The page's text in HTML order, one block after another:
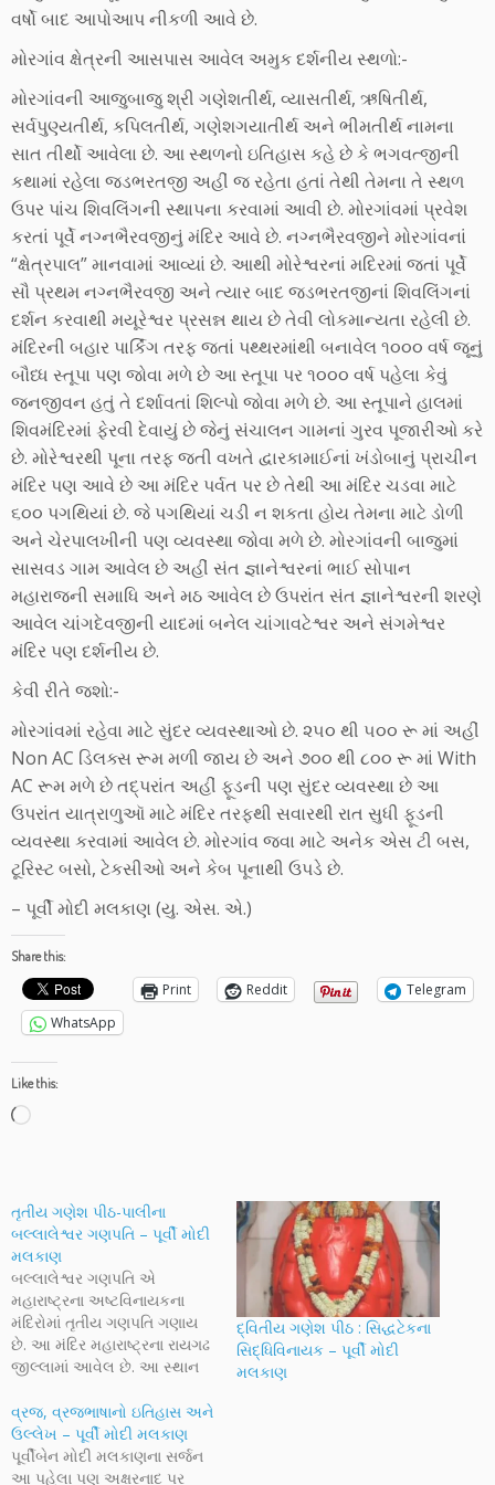
વર્ષો બાદ આપોઆપ નીકળી આવે છે.
મોરગાંવ ક્ષેત્રની આસપાસ આવેલ અમુક દર્શનીય સ્થળો:-
મોરગાંવની આજુબાજુ શ્રી ગણેશતીર્થ, વ્યાસતીર્થ, ઋષિતીર્થ,
સર્વપુણ્યતીર્થ, કપિલતીર્થ, ગણેશગયાતીર્થ અને ભીમતીર્થ નામના
સાત તીર્થો આવેલા છે. આ સ્થળનો ઇતિહાસ કહે છે કે ભગવત્જીની
કથામાં રહેલા જડભરતજી અહીં જ રહેતા હતાં તેથી તેમના તે સ્થળ
ઉપર પાંચ શિવલિંગની સ્થાપના કરવામાં આવી છે. મોરગાંવમાં પ્રવેશ
કરતાં પૂર્વે નગ્નભૈરવજીનું મંદિર આવે છે. નગ્નભૈરવજીને મોરગાંવનાં
“ક્ષેત્રપાલ” માનવામાં આવ્યાં છે. આથી મોરેશ્વરનાં મદિરમાં જતાં પૂર્વે
સૌ પ્રથમ નગ્નભૈરવજી અને ત્યાર બાદ જડભરતજીનાં શિવલિંગનાં
દર્શન કરવાથી મયૂરેશ્વર પ્રસન્ન થાય છે તેવી લોકમાન્યતા રહેલી છે.
મંદિરની બહાર પાર્કિંગ તરફ જતાં પથ્થરમાંથી બનાવેલ ૧૦૦૦ વર્ષ જૂનું
બૌધ્ધ સ્તૂપા પણ જોવા મળે છે આ સ્તૂપા પર ૧૦૦૦ વર્ષ પહેલા કેવું
જનજીવન હતું તે દર્શાવતાં શિલ્પો જોવા મળે છે. આ સ્તૂપાને હાલમાં
શિવમંદિરમાં ફેરવી દેવાયું છે જેનું સંચાલન ગામનાં ગુરવ પૂજારીઓ કરે
છે. મોરેશ્વરથી પૂના તરફ જતી વખતે દ્વારકામાઈનાં ખંડોબાનું પ્રાચીન
મંદિર પણ આવે છે આ મંદિર પર્વત પર છે તેથી આ મંદિર ચડવા માટે
૬૦૦ પગથિયાં છે. જે પગથિયાં ચડી ન શકતા હોય તેમના માટે ડોળી
અને ચેરપાલખીની પણ વ્યવસ્થા જોવા મળે છે. મોરગાંવની બાજુમાં
સાસવડ ગામ આવેલ છે અહીં સંત જ્ઞાનેશ્વરનાં ભાઈ સોપાન
મહારાજની સમાધિ અને મઠ આવેલ છે ઉપરાંત સંત જ્ઞાનેશ્વરની શરણે
આવેલ ચાંગદેવજીની યાદમાં બનેલ ચાંગાવટેશ્વર અને સંગમેશ્વર
મંદિર પણ દર્શનીય છે.
કેવી રીતે જશો:-
મોરગાંવમાં રહેવા માટે સુંદર વ્યવસ્થાઓ છે. ૨૫૦ થી ૫૦૦ રૂ માં અહીં
Non AC ડિલક્સ રૂમ મળી જાય છે અને ૭૦૦ થી ૮૦૦ રૂ માં With
AC રૂમ મળે છે તદ્પરાંત અહીં ફૂડની પણ સુંદર વ્યવસ્થા છે આ
ઉપરાંત યાત્રાળુઑ માટે મંદિર તરફથી સવારથી રાત સુધી ફૂડની
વ્યવસ્થા કરવામાં આવેલ છે. મોરગાંવ જવા માટે અનેક એસ ટી બસ,
ટૂરિસ્ટ બસો, ટેકસીઓ અને કેબ પૂનાથી ઉપડે છે.
– પૂર્વી મોદી મલકાણ (યુ. એસ. એ.)
Share this:
Print Reddit
Telegram
WhatsApp
Like this:
Loading…
તૃતીય ગણેશ પીઠ-પાલીના
બલ્લાલેશ્વર ગણપતિ – પૂર્વી મોદી
મલકાણ
બલ્લાલેશ્વર ગણપતિ એ
મહારાષ્ટ્રના અષ્ટવિનાયકના
મંદિરોમાં તૃતીય ગણપતિ ગણાય
છે. આ મંદિર મહારાષ્ટ્રના રાયગઢ
જીલ્લામાં આવેલ છે. આ સ્થાન
નદીની પાસે આવેલ છે.
અષ્ટવિનાયકમાં એક
વિઘ્નેશ્વરાયજી છે જેમણે દેવોના
દુશ્મન વિઘ્નાસુરનું નામ ધારણ
દ્વિતીય ગણેશ પીઠ : સિદ્ધટેકના
સિદ્ધિવિનાયક – પૂર્વી મોદી
મલકાણ
વ્રજ, વ્રજભાષાનો ઇતિહાસ અને
ઉલ્લેખ – પૂર્વી મોદી મલકાણ
પૂર્વીબેન મોદી મલકાણના સર્જન
આ પહેલા પણ અક્ષરનાદ પર